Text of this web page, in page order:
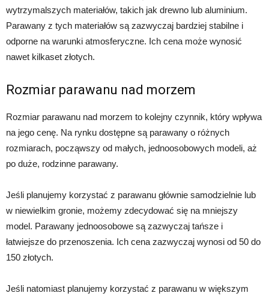
wytrzymalszych materiałów, takich jak drewno lub aluminium.
Parawany z tych materiałów są zazwyczaj bardziej stabilne i
odporne na warunki atmosferyczne. Ich cena może wynosić
nawet kilkaset złotych.
Rozmiar parawanu nad morzem
Rozmiar parawanu nad morzem to kolejny czynnik, który wpływa
na jego cenę. Na rynku dostępne są parawany o różnych
rozmiarach, począwszy od małych, jednoosobowych modeli, aż
po duże, rodzinne parawany.
Jeśli planujemy korzystać z parawanu głównie samodzielnie lub
w niewielkim gronie, możemy zdecydować się na mniejszy
model. Parawany jednoosobowe są zazwyczaj tańsze i
łatwiejsze do przenoszenia. Ich cena zazwyczaj wynosi od 50 do
150 złotych.
Jeśli natomiast planujemy korzystać z parawanu w większym